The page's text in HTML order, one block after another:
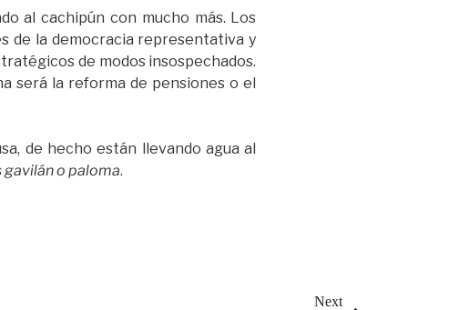
al cachipún con mucho más. Los
de la democracia representativa y
de modos insospechados.
será la reforma de pensiones o el
de hecho están llevando agua al
gavilán o paloma.
Next